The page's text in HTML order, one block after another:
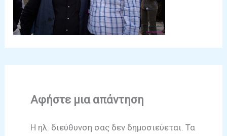
Αφήστε μια απάντηση
Η ηλ. διεύθυνση σας δεν δημοσιεύεται. Τα